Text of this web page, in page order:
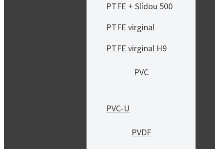
PTFE + Slídou 500
PTFE virginal
PTFE virginal H9
PVC
PVC-U
PVDF